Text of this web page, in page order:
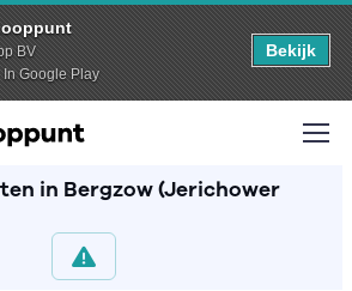
BV
In Google Play
Bekijk
in Bergzow (Jerichower